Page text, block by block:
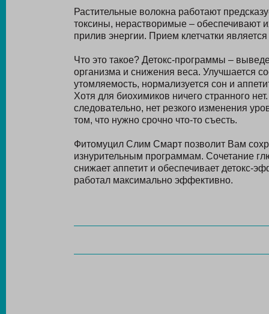
Растительные волокна работают
токсины, нерастворимые – обеспечивают
прилив энергии. Прием клетчатки
Что это такое? Детокс-программы –
организма и снижения веса. Улучшается
утомляемость, нормализуется сон и
Хотя для биохимиков ничего странного
следовательно, нет резкого изменения
том, что нужно срочно что-то съесть.
Фитомуцил Слим Смарт позволит Вам
изнурительным программам. Сочетание
снижает аппетит и обеспечивает детокс-
работал максимально эффективно.